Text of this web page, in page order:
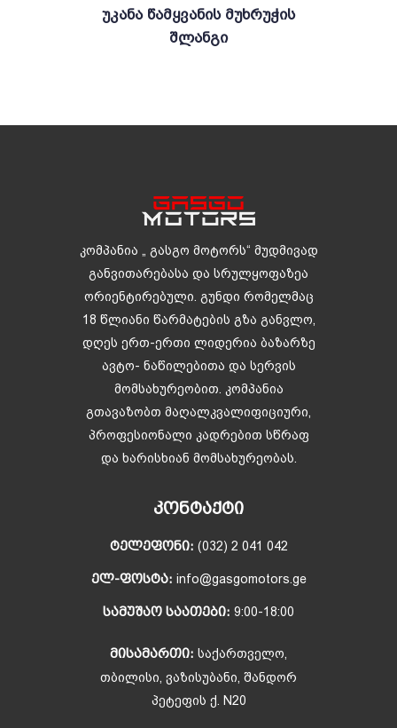
Უკანა Წამყვანის Მუხრუჭის
Შლანგი
კომპანია „ გასგო მოტორს“ მუდმივად
განვითარებასა და სრულყოფაზეა
ორიენტირებული. გუნდი რომელმაც
18 წლიანი წარმატების გზა განვლო,
დღეს ერთ-ერთი ლიდერია ბაზარზე
ავტო- ნაწილებითა და სერვის
მომსახურეობით. კომპანია
გთავაზობთ მაღალკვალიფიციური,
პროფესიონალი კადრებით სწრაფ
და ხარისხიან მომსახურეობას.
ᲙᲝᲜᲢᲐᲥᲢᲘ
ᲢᲔᲚᲔᲤᲝᲜᲘ: (032) 2 041 042
ᲔᲚ-ᲤᲝᲡᲢᲐ: info@gasgomotors.ge
ᲡᲐᲛᲣᲨᲐᲝ ᲡᲐᲐᲗᲔᲑᲘ: 9:00-18:00
ᲛᲘᲡᲐᲛᲐᲠᲗᲘ: საქართველო,
თბილისი, ვაზისუბანი, შანდორ
პეტეფის ქ. N20